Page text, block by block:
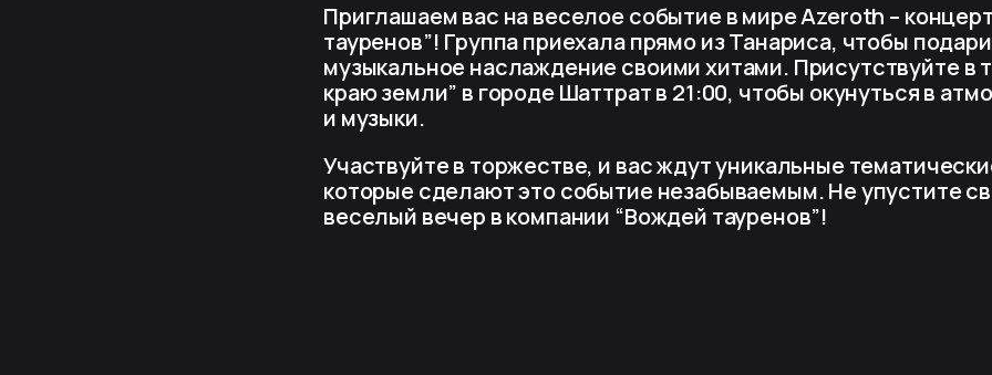
Приглашаем вас на веселое событие в мире Azeroth –
тауренов”! Группа приехала прямо из Танариса, чтобы
музыкальное наслаждение своими хитами. Присутствуйте в
краю земли” в городе Шаттрат в 21:00, чтобы окунуться в
и музыки.
Участвуйте в торжестве, и вас ждут уникальные
которые сделают это событие незабываемым. Не упустите
веселый вечер в компании “Вождей тауренов”!